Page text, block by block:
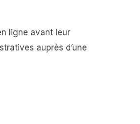
ligne avant leur
auprès d’une